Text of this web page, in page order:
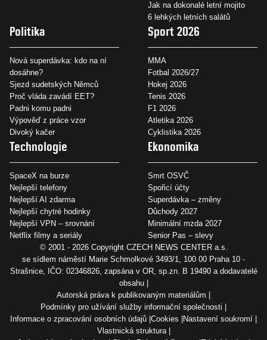
Jak na dokonalé letní mojito
6 lehkých letních salátů
Politika
Nová superdávka: kdo na ní
dosáhne?
Sjezd sudetských Němců
Proč vláda zavádí EET?
Padni komu padni
Výpověď z práce vzor
Divoký kačer
Sport 2026
MMA
Fotbal 2026/27
Hokej 2026
Tenis 2026
F1 2026
Atletika 2026
Cyklistika 2026
Technologie
SpaceX na burze
Nejlepší telefony
Nejlepší AI zdarma
Nejlepší chytré hodinky
Nejlepší VPN – srovnání
Netflix filmy a seriály
Ekonomika
Smrt OSVČ
Spořicí účty
Superdávka – změny
Důchody 2027
Minimální mzda 2027
Senior Pas – slevy
© 2001 - 2026 Copyright CZECH NEWS CENTER a.s.
se sídlem náměstí Marie Schmolkové 3493/1, 100 00 Praha 10 -
Strašnice, IČO: 02346826, zapsána v OR, sp.zn. B 19490 a dodavatelé
obsahu
Autorská práva k publikovaným materiálům
Podmínky pro užívání služby informační společnosti
Informace o zpracování osobních údajů Cookies
Nastavení soukromí
Vlastnická struktura